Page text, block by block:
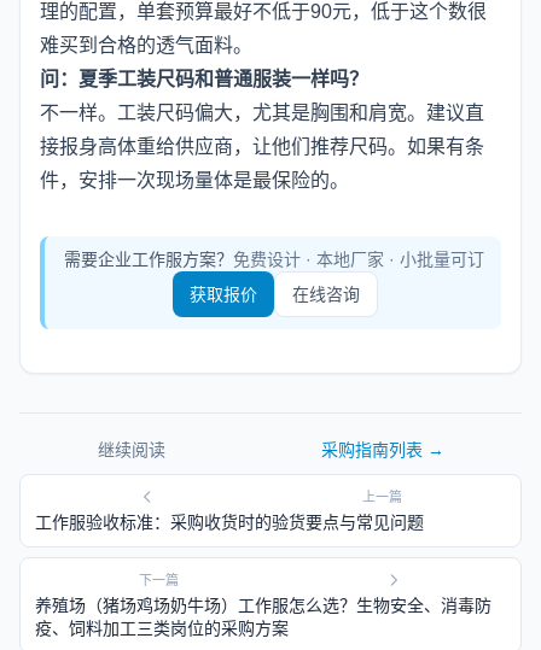
理的配置，单套预算最好不低于90元，低于这个数很
难买到合格的透气面料。
问：夏季工装尺码和普通服装一样吗？
不一样。工装尺码偏大，尤其是胸围和肩宽。建议直
接报身高体重给供应商，让他们推荐尺码。如果有条
件，安排一次现场量体是最保险的。
需要企业工作服方案？ 免费设计 · 本地厂家 · 小批量可订
获取报价
在线咨询
继续阅读 采购指南列表 →
上一篇
工作服验收标准：采购收货时的验货要点与常见问题
下一篇
养殖场（猪场鸡场奶牛场）工作服怎么选？生物安全、消毒防
疫、饲料加工三类岗位的采购方案